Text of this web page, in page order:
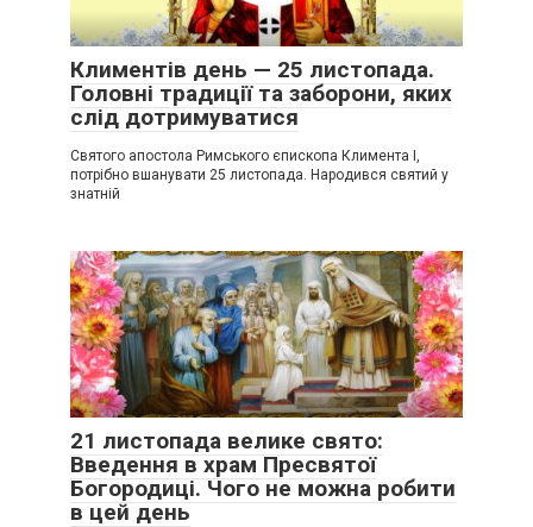
Климентів день — 25 листопада.
Головні традиції та заборони, яких
слід дотримуватися
Святого апостола Римського єпископа Климента І,
потрібно вшанувати 25 листопада. Народився святий у
знатній
21 листопада велике свято:
Введення в храм Пресвятої
Богородиці. Чого не можна робити
в цей день